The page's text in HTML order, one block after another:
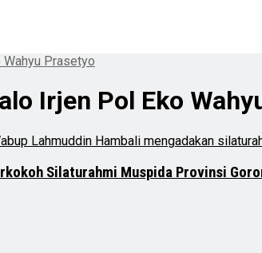
Prasetyo
Irjen Pol Eko
Silaturahmi Muspida Provinsi